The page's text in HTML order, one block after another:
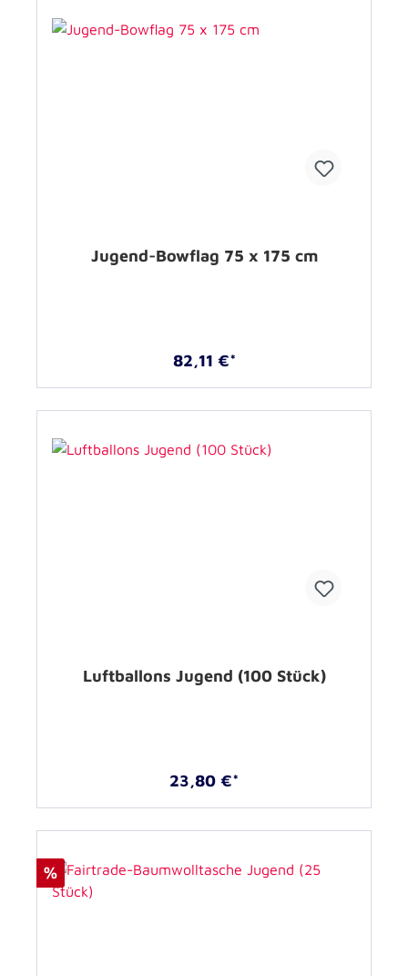
Jugend-Bowflag 75 x 175 cm
82,11 €*
Luftballons Jugend (100 Stück)
23,80 €*
%